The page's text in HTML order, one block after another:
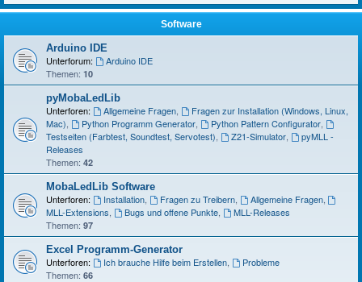
Software
Arduino IDE
Unterforum:
Arduino IDE
Themen: 10
pyMobaLedLib
Unterforen: Allgemeine Fragen,
Fragen zur Installation (Windows, Linux,
Mac)
Python Programm Generator, Python Pattern Configurator,
Testseiten (Farbtest, Soundtest, Servotest)
Z21-Simulator,
pyMLL -
Releases
Themen: 42
MobaLedLib Software
Unterforen: Installation, Fragen zu Treibern, Allgemeine Fragen,
MLL-Extensions
Bugs und offene Punkte,
MLL-Releases
Themen: 97
Excel Programm-Generator
Unterforen: Ich brauche Hilfe beim Erstellen,
Probleme
Themen: 66